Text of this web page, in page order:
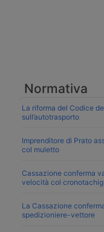
Normativa
La riforma del Codice
sull’autotrasporto
Imprenditore di Prato
col muletto
Cassazione conferma
velocità col
La Cassazione
spedizioniere-vettore